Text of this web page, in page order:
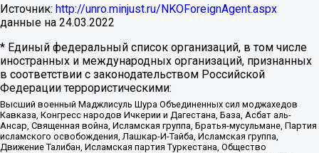
Источник: http://unro.minjust.ru/NKOForeignAgent.aspx
данные на 24.03.2022
* Единый федеральный список организаций, в том числе
иностранных и международных организаций, признанных
в соответствии с законодательством Российской
Федерации террористическими:
Высший военный Маджлисуль Шура Объединенных сил моджахедов
Кавказа, Конгресс народов Ичкерии и Дагестана, База, Асбат аль-
Ансар, Священная война, Исламская группа, Братья-мусульмане, Партия
исламского освобождения, Лашкар-И-Тайба, Исламская группа,
Движение Талибан, Исламская партия Туркестана, Общество